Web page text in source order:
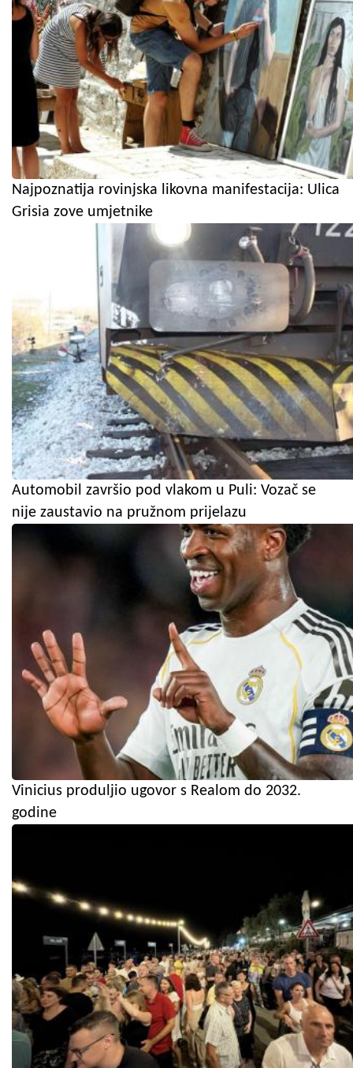
Najpoznatija rovinjska likovna manifestacija: Ulica
Grisia zove umjetnike
Automobil završio pod vlakom u Puli: Vozač se
nije zaustavio na pružnom prijelazu
Vinicius produljio ugovor s Realom do 2032.
godine